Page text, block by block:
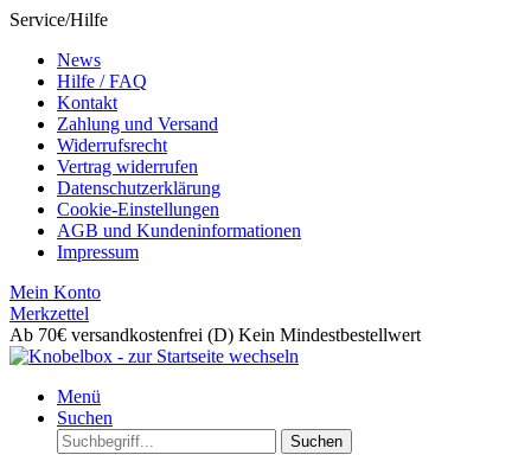
Service/Hilfe
News
Hilfe / FAQ
Kontakt
Zahlung und Versand
Widerrufsrecht
Vertrag widerrufen
Datenschutzerklärung
Cookie-Einstellungen
AGB und Kundeninformationen
Impressum
Mein Konto
Merkzettel
Ab 70€ versandkostenfrei (D) Kein Mindestbestellwert
Menü
Suchen
Suchen